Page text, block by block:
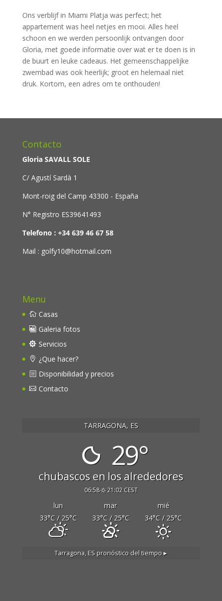
Ons verblijf in Miami Platja was perfect; het
appartement was heel netjes en mooi. Alles heel
schoon en we werden persoonlijk ontvangen door
Gloria, met goede informatie over wat er te doen is in
de buurt en leuke cadeaus. Het gemeenschappelijke
zwembad was ook heerlijk; groot en helemaal niet
druk. Kortom, een adres om te onthouden!
Contacto
Gloria SAVALL SOLE
C/ Agustí Sardà 1
Mont-roig del Camp 43300 - España
N° Registro ES39641493
Telefono : +34 639 46 67 58
Mail : golfy10@hotmail.com
Menu
Casas
Galeria fotos
Servicios
¿Que hacer?
Disponibilidad y precios
Contacto
TARRAGONA, ES
29°
chubascos en los alrededores
06:58 21:02 CEST
lun mar
mié
33°C/ 25°C 33°C/ 25°C 34°C / 25°C
Tarragona, ES pronóstico del tiempo ▸